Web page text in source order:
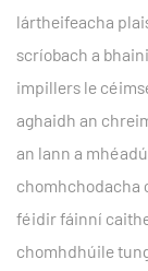
lártheifeacha
scríobach a
impillers le
aghaidh an
an lann a
chomhchodacha
féidir fáinní
chomhdhúile